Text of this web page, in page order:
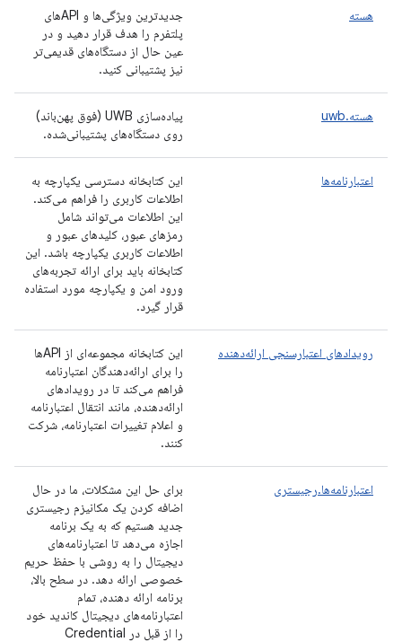
هسته
جدیدترین ویژگی‌ها و APIهای
پلتفرم را هدف قرار دهید و در
عین حال از دستگاه‌های قدیمی‌تر
نیز پشتیبانی کنید.
هسته.uwb
پیاده‌سازی UWB (فوق پهن‌باند)
روی دستگاه‌های پشتیبانی‌شده.
اعتبارنامه‌ها
این کتابخانه دسترسی یکپارچه به
اطلاعات کاربری را فراهم می‌کند.
این اطلاعات می‌تواند شامل
رمزهای عبور، کلیدهای عبور و
اطلاعات کاربری یکپارچه باشد. این
کتابخانه باید برای ارائه تجربه‌های
ورود امن و یکپارچه مورد استفاده
قرار گیرد.
رویدادهای اعتبارسنجی ارائه‌دهنده
این کتابخانه مجموعه‌ای از APIها
را برای ارائه‌دهندگان اعتبارنامه
فراهم می‌کند تا در رویدادهای
ارائه‌دهنده، مانند انتقال اعتبارنامه
و اعلام تغییرات اعتبارنامه، شرکت
کنند.
اعتبارنامه‌ها.رجیستری
برای حل این مشکلات، ما در حال
اضافه کردن یک مکانیزم رجیستری
جدید هستیم که به یک برنامه
اجازه می‌دهد تا اعتبارنامه‌های
دیجیتال را به روشی با حفظ حریم
خصوصی ارائه دهد. در سطح بالا،
برنامه ارائه دهنده، تمام
اعتبارنامه‌های دیجیتال کاندید خود
را از قبل در Credential